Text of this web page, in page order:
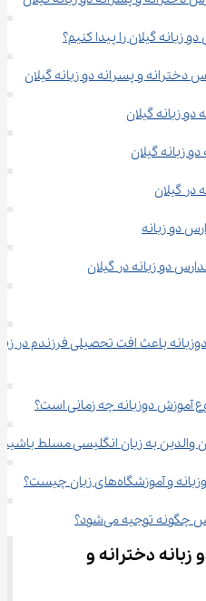
زبانه گیلان را پیدا کنیم؟
دخترانه و پسرانه دو زبانه گیلان
زبانه گیلان
زبانه گیلان
در گیلان
دو زبانه
دو زبانه در گیلان
باعث افت تحصیلی فرزندم در
آموزش دوزبانه چه زمانی است؟
والدین به زبان انگلیسی مسلط
زبان چیست؟
توجیه می‌شود؟
دخترانه و